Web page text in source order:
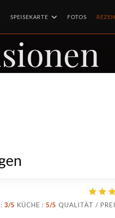
SPEISEKARTE FOTOS
: 3/5 KÜCHE : 5/5 QUALITÄT /